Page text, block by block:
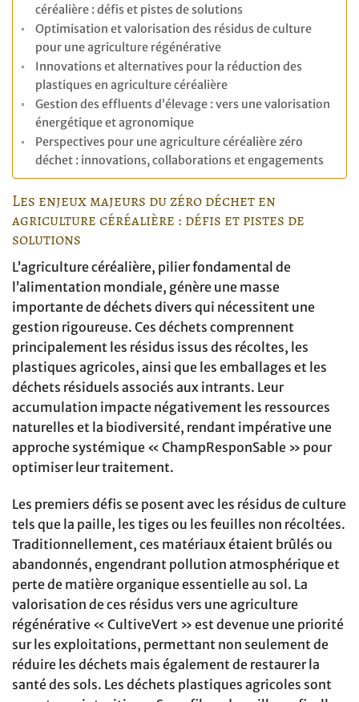
céréalière : défis et pistes de solutions
Optimisation et valorisation des résidus de culture
pour une agriculture régénérative
Innovations et alternatives pour la réduction des
plastiques en agriculture céréalière
Gestion des effluents d’élevage : vers une valorisation
énergétique et agronomique
Perspectives pour une agriculture céréalière zéro
déchet : innovations, collaborations et engagements
Les enjeux majeurs du zéro déchet en
agriculture céréalière : défis et pistes de
solutions
L’agriculture céréalière, pilier fondamental de
l’alimentation mondiale, génère une masse
importante de déchets divers qui nécessitent une
gestion rigoureuse. Ces déchets comprennent
principalement les résidus issus des récoltes, les
plastiques agricoles, ainsi que les emballages et les
déchets résiduels associés aux intrants. Leur
accumulation impacte négativement les ressources
naturelles et la biodiversité, rendant impérative une
approche systémique « ChampResponSable » pour
optimiser leur traitement.
Les premiers défis se posent avec les résidus de culture
tels que la paille, les tiges ou les feuilles non récoltées.
Traditionnellement, ces matériaux étaient brûlés ou
abandonnés, engendrant pollution atmosphérique et
perte de matière organique essentielle au sol. La
valorisation de ces résidus vers une agriculture
régénérative « CultiveVert » est devenue une priorité
sur les exploitations, permettant non seulement de
réduire les déchets mais également de restaurer la
santé des sols. Les déchets plastiques agricoles sont